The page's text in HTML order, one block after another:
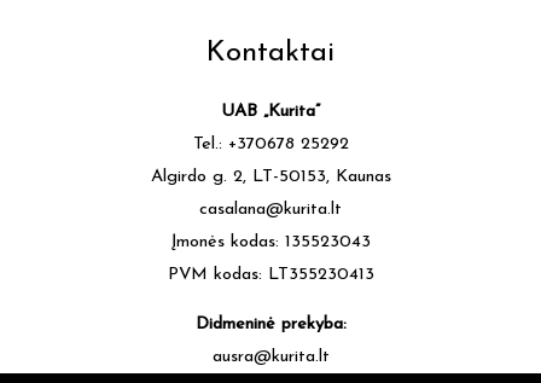
Kontaktai
UAB „Kurita”
Tel.: +370678 25292
Algirdo g. 2, LT-50153, Kaunas
casalana@kurita.lt
Įmonės kodas: 135523043
PVM kodas: LT355230413
Didmeninė prekyba:
ausra@kurita.lt